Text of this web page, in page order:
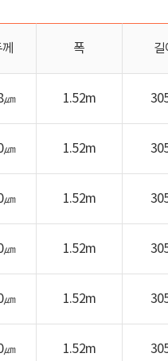
폭 길
㎛ 1.52m
㎛ 1.52m
㎛ 1.52m
㎛ 1.52m
㎛ 1.52m
㎛ 1.52m